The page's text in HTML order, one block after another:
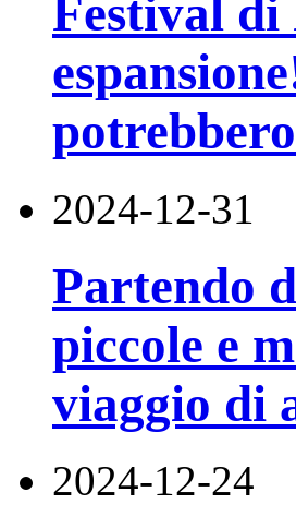
Festival di
2024-12-31
Partendo
piccole e
viaggio di
2024-12-24